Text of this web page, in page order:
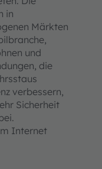
in
Märkten
und
die
verbessern,
Sicherheit
Internet